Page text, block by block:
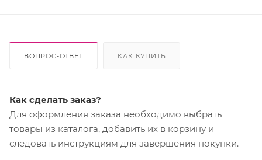
ВОПРОС-ОТВЕТ КАК КУПИТЬ
Как сделать заказ?
Для оформления заказа необходимо выбрать
товары из каталога, добавить их в корзину и
следовать инструкциям для завершения покупки.